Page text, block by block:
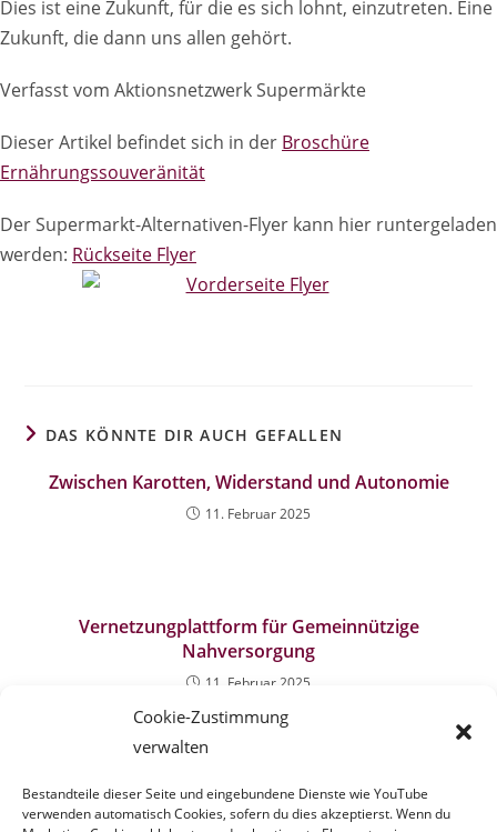
Cookie-Zustimmung
verwalten
Bestandteile dieser Seite und eingebundene Dienste wie YouTube
verwenden automatisch Cookies, sofern du dies akzeptierst. Wenn du
Dies ist eine Zukunft, für die es sich lohnt, einzutreten. Eine
Zukunft, die dann uns allen gehört.
Verfasst vom Aktionsnetzwerk Supermärkte
Dieser Artikel befindet sich in der Broschüre
Ernährungssouveränität
Der Supermarkt-Alternativen-Flyer kann hier runtergeladen
werden: Rückseite Flyer
DAS KÖNNTE DIR AUCH GEFALLEN
Zwischen Karotten, Widerstand und Autonomie
11. Februar 2025
Vernetzungplattform für Gemeinnützige
Nahversorgung
11. Februar 2025
Alternativen Lebensmittelnetzwerken“
12. November 2012